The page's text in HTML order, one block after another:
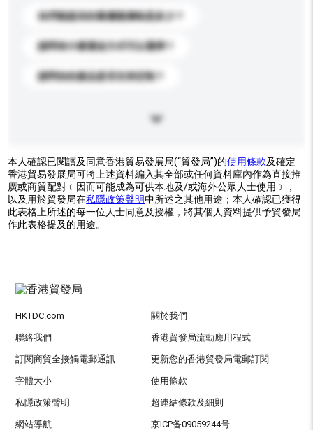
你們能提供的最優惠價格是多少？
請問有什麼運送方式可以選擇？
請問你的產品是否支持定制？
本人確認已閱讀及同意香港貿易發展局(“貿發局”)的使用條款及確定
香港貿易發展局可將上述資料編入其全部或任何資料庫內作為直接推
廣或商貿配對﹝因而可能成為可供本地及/或海外公眾人士使用﹞，
以及用於貿發局在私隱政策聲明中所述之其他用途；本人確認已獲得
此表格上所述的每一位人士同意及授權，將其個人資料提供予貿發局
作此表格提及的用途。
HKTDC.com 關於我們
聯絡我們 香港貿發局流動應用程式
訂閱商貿全接觸電郵通訊 更新您的香港貿發局電郵訂閱
字體大小 使用條款
私隱政策聲明 超連結條款及細則
網站導航 京ICP备09059244号